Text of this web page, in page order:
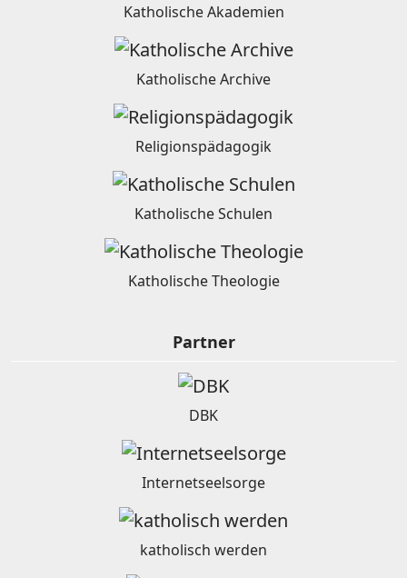
Katholische Akademien
Katholische Archive
Religionspädagogik
Katholische Schulen
Katholische Theologie
Partner
DBK
Internetseelsorge
katholisch werden